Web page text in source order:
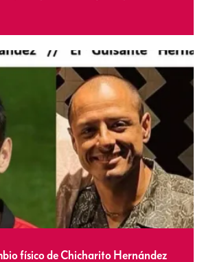
físico de Chicharito Hernández